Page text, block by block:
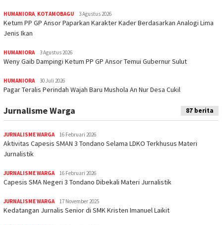
HUMANIORA, KOTAMOBAGU 3 Agustus 2026
Ketum PP GP Ansor Paparkan Karakter Kader Berdasarkan Analogi Lima
Jenis Ikan
HUMANIORA 3 Agustus 2026
Weny Gaib Dampingi Ketum PP GP Ansor Temui Gubernur Sulut
HUMANIORA 30 Juli 2026
Pagar Teralis Perindah Wajah Baru Mushola An Nur Desa Cukil
Jurnalisme Warga 87 berita
JURNALISME WARGA 16 Februari 2026
Aktivitas Capesis SMAN 3 Tondano Selama LDKO Terkhusus Materi
Jurnalistik
JURNALISME WARGA 16 Februari 2026
Capesis SMA Negeri 3 Tondano Dibekali Materi Jurnalistik
JURNALISME WARGA 17 November 2025
Kedatangan Jurnalis Senior di SMK Kristen Imanuel Laikit